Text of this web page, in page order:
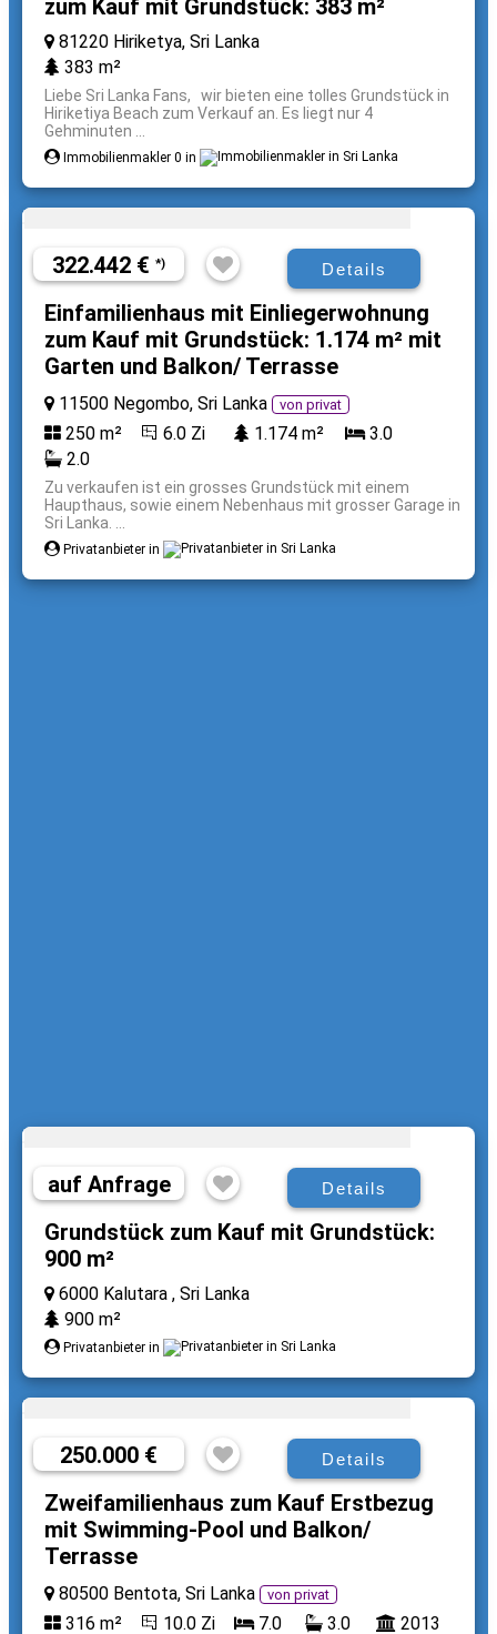
zum Kauf mit Grundstück: 383 m²
81220 Hiriketya, Sri Lanka
383 m²
Liebe Sri Lanka Fans, wir bieten eine tolles Grundstück in
Hiriketiya Beach zum Verkauf an. Es liegt nur 4
Gehminuten ...
Immobilienmakler 0 in
322.442 € *) Details
Einfamilienhaus mit Einliegerwohnung
zum Kauf mit Grundstück: 1.174 m² mit
Garten und Balkon/ Terrasse
11500 Negombo, Sri Lanka von privat
250 m² 6.0 Zi 1.174 m²
3.0
2.0
Zu verkaufen ist ein grosses Grundstück mit einem
Haupthaus, sowie einem Nebenhaus mit grosser Garage in
Sri Lanka. ...
Privatanbieter in
auf Anfrage Details
Grundstück zum Kauf mit Grundstück:
900 m²
6000 Kalutara , Sri Lanka
900 m²
Privatanbieter in
250.000 € Details
Zweifamilienhaus zum Kauf Erstbezug
mit Swimming-Pool und Balkon/
Terrasse
80500 Bentota, Sri Lanka von privat
316 m² 10.0 Zi 7.0 3.0 2013